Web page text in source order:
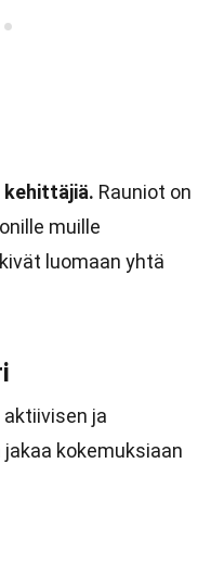
kehittäjiä. Rauniot on
muille
luomaan yhtä
ja
kokemuksiaan